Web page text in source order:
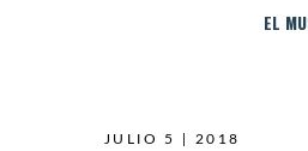
EL
JULIO 5 | 2018